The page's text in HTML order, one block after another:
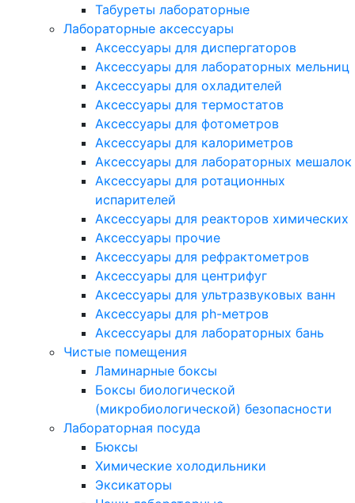
Табуреты лабораторные
Лабораторные аксессуары
Аксессуары для диспергаторов
Аксессуары для лабораторных мельниц
Аксессуары для охладителей
Аксессуары для термостатов
Аксессуары для фотометров
Аксессуары для калориметров
Аксессуары для лабораторных мешалок
Аксессуары для ротационных
испарителей
Аксессуары для реакторов химических
Аксессуары прочие
Аксессуары для рефрактометров
Аксессуары для центрифуг
Аксессуары для ультразвуковых ванн
Аксессуары для ph-метров
Аксессуары для лабораторных бань
Чистые помещения
Ламинарные боксы
Боксы биологической
(микробиологической) безопасности
Лабораторная посуда
Бюксы
Химические холодильники
Эксикаторы